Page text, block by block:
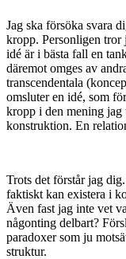
Jag ska försöka svara
kropp. Personligen tror
idé är i bästa fall en
däremot omges av
transcendentala
omsluter en idé, som
kropp i den mening
konstruktion. En
Trots det förstår jag
faktiskt kan existera i
Även fast jag inte vet
någonting delbart?
paradoxer som ju
struktur.